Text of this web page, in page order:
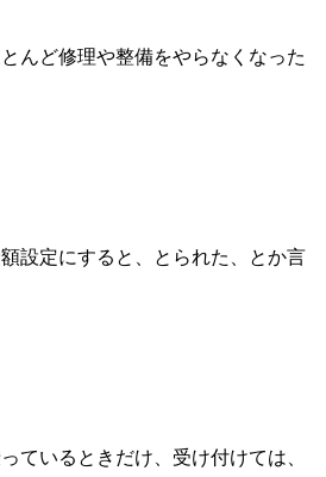
んど修理や整備をやらなくなった
設定にすると、とられた、とか言
ているときだけ、受け付けては、